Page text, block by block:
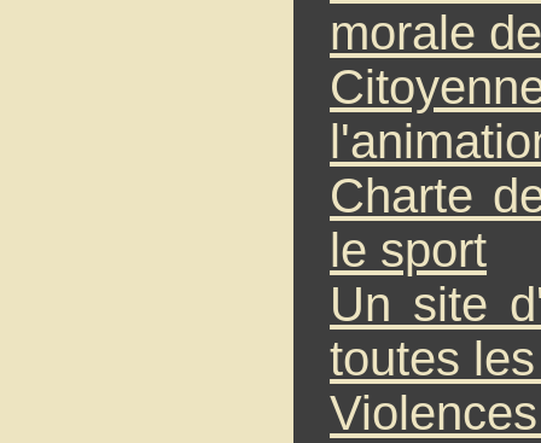
morale
Charte
le sport
Un site
toutes